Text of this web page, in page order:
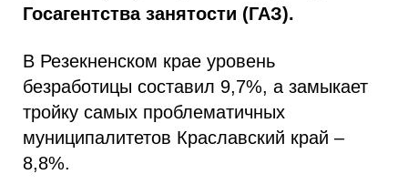
Госагентства занятости (ГАЗ).
В Резекненском крае уровень
безработицы составил 9,7%, а замыкает
тройку самых проблематичных
муниципалитетов Краславский край –
8,8%.